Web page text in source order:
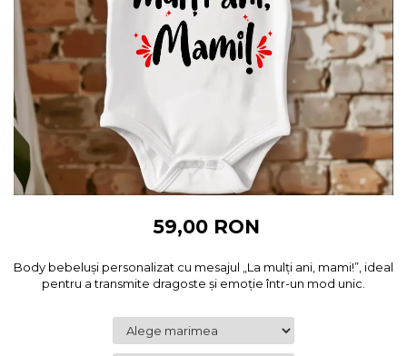
Body bebelusi personalizate
Perne personalizate
Plusuri personalizate
Agende personalizate
Etichete pentru sticla de vin
Cadouri Personalizate Unice
Sorturi Personalizate
Cadouri pentru Doctori
Cadouri Pensionare
Cadouri Profesori
59,00 RON
Body bebeluși personalizat cu mesajul „La mulți ani, mami!”, ideal
pentru a transmite dragoste și emoție într-un mod unic.